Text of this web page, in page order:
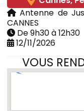
Antenne de
CANNES
De 9h30 à 12h30
12/11/2026
VOUS